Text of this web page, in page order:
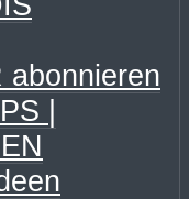
abonnieren
|